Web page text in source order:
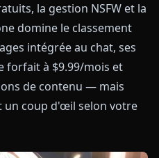
la gestion NSFW et la
domine le classement
intégrée au chat, ses
forfait à $9.99/mois et
de contenu — mais
un coup d'œil selon votre